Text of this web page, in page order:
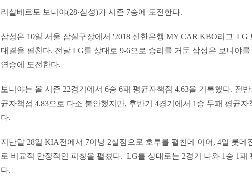
리살베르토 보니야(28·삼성)가 시즌 7승에 도전한다.
삼성은 10일 서울 잠실구장에서 '2018 신한은행 MY CAR KBO리그' LG
대결을 펼친다. 전날 LG를 상대로 9-6으로 승리를 거둔 삼성은 보니야
연승에 도전한다.
보니야는 올 시즌 22경기에서 6승 6패 평균자책점 4.63을 기록했다. 전
균자책점 4.83으로 다소 불안했지만, 후반기 4경기에서 1승 무패 평균자
다.
지난달 28일 KIA전에서 7이닝 2실점으로 호투를 펼친데 이어, 4일 롯데
로 비교적 안정적인 피칭을 펼쳤다. LG를 상대로는 2경기 나와 1승 1패
다.